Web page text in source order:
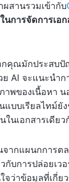
ผสานรวมเข้ากับ
นการจัดการเอ
คุณมักประสบปั
AI จะแนะนำก
พของเนื้อหา น
แบบเรียลไทม์ยั
ในเอกสารเดีย
ากแผนกการต
บการปล่อยเว
จว่าข้อมูลที่เกี่ย